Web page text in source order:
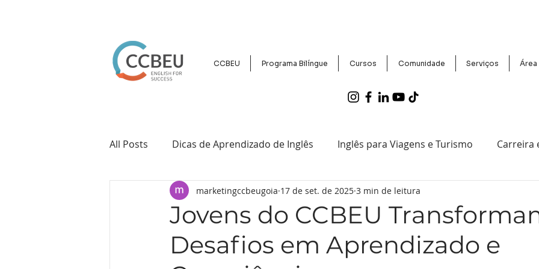
CCBEU Programa Bilíngue Cursos Comunidade Serviços Área
All Posts Dicas de Aprendizado de Inglês Inglês para Viagens e Turismo Carreira
Cultura e Intercâmbio Eventos e Notícias do CCBEU Exames Proficiência e
Inglês para Crianças e Jovens Tecnologia e Inglês Histórias de Sucesso de Alunos
Jovens do CCBEU
Desafios em Aprendizado e
marketingccbeugoia 17 de set. de 2025 3 min de leitura